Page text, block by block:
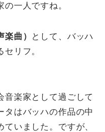
一人ですね。
曲）
として、バッハ
リフ。
音楽家として過ごして
タはバッハの作品の中
いました。ですが、